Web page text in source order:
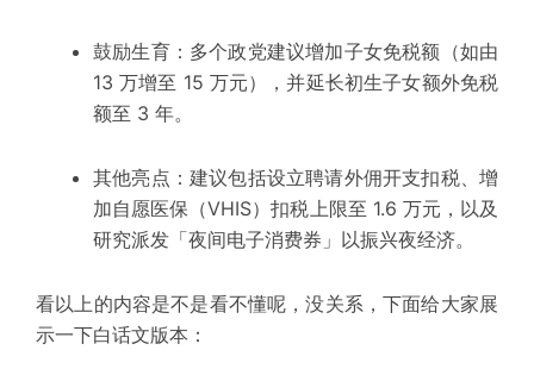
鼓励生育： 多个政党建议增加子女免税额（如由
13 万增至 15 万元），并延长初生子女额外免税
额至 3 年。
其他亮点： 建议包括设立聘请外佣开支扣税、增
加自愿医保（VHIS）扣税上限至 1.6 万元，以及
研究派发「夜间电子消费券」以振兴夜经济。
看以上的内容是不是看不懂呢，没关系，下面给大家展
示一下白话文版本：